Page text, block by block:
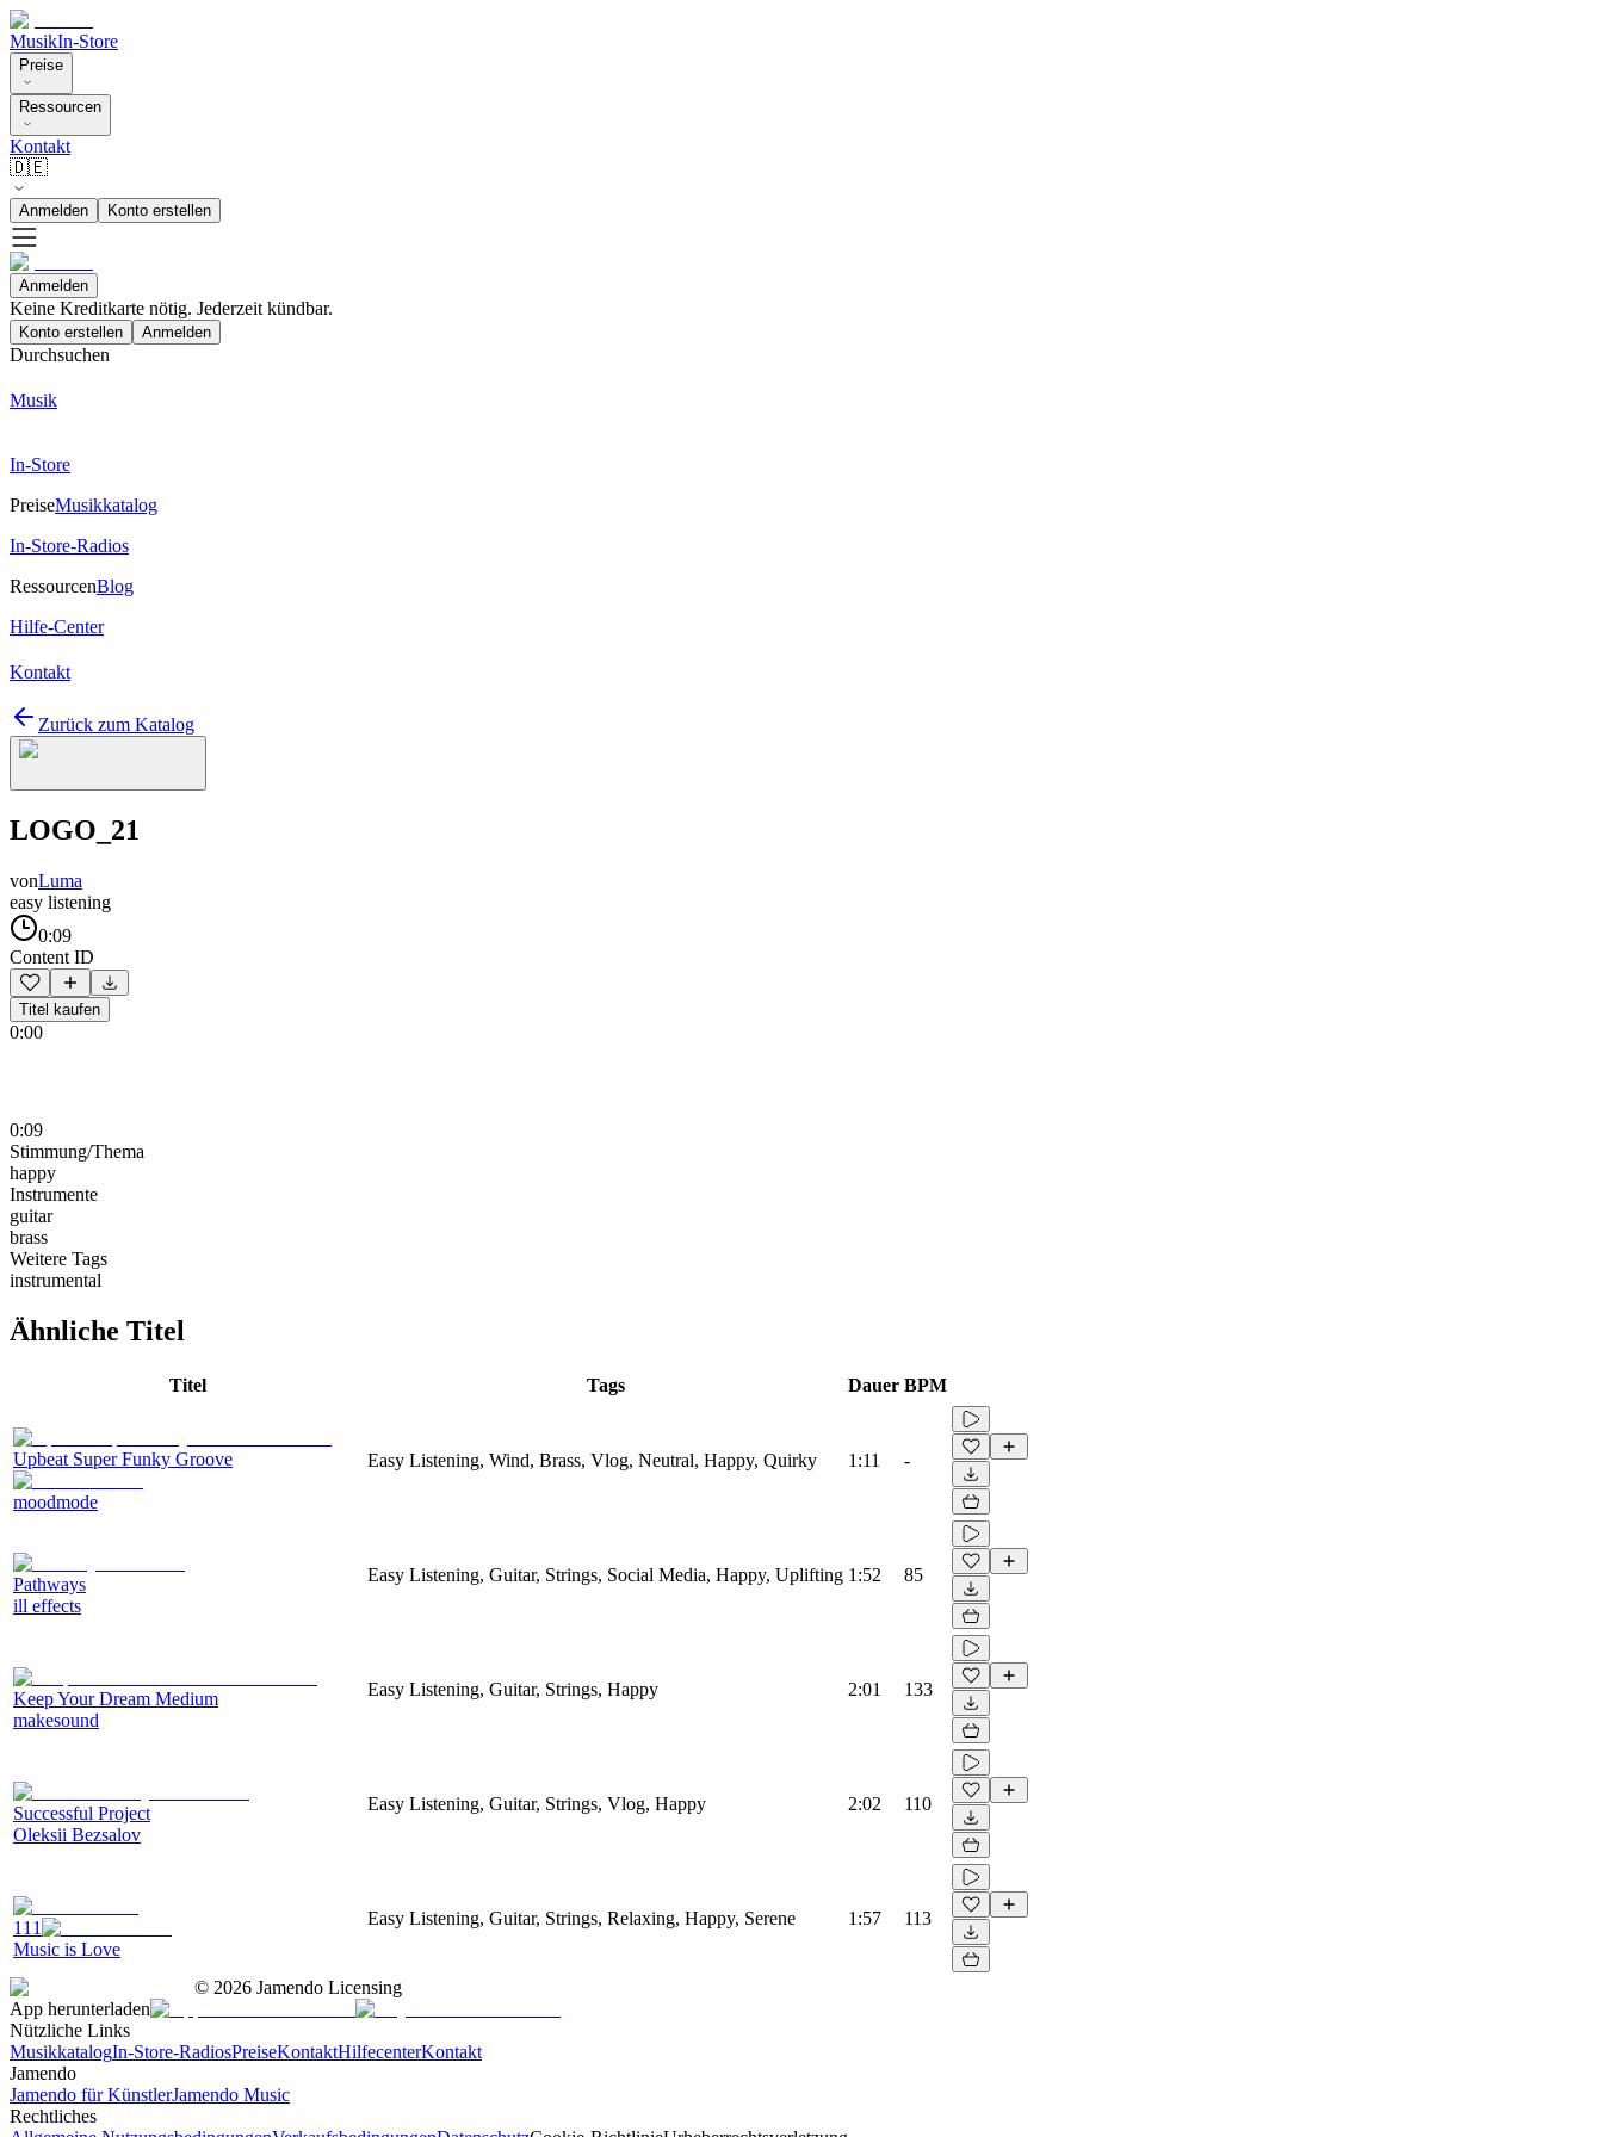
MusikIn-Store
Preise
Ressourcen
Kontakt
🇩🇪
Anmelden Konto erstellen
Anmelden
Keine Kreditkarte nötig. Jederzeit kündbar.
Konto erstellen Anmelden
Durchsuchen
Musik
In-Store
PreiseMusikkatalog
In-Store-Radios
RessourcenBlog
Hilfe-Center
Kontakt
Zurück zum Katalog
LOGO_21
vonLuma
easy listening
0:09
Content ID
Titel kaufen
0:00
0:09
Stimmung/Thema
happy
Instrumente
guitar
brass
Weitere Tags
instrumental
Ähnliche Titel
Titel Tags Dauer BPM
Upbeat Super Funky Groove
moodmode
Easy Listening, Wind, Brass, Vlog, Neutral, Happy, Quirky 1:11 -
Pathways
ill effects
Easy Listening, Guitar, Strings, Social Media, Happy, Uplifting 1:52 85
Keep Your Dream Medium
makesound
Easy Listening, Guitar, Strings, Happy 2:01 133
Successful Project
Oleksii Bezsalov
Easy Listening, Guitar, Strings, Vlog, Happy 2:02 110
111
Music is Love
Easy Listening, Guitar, Strings, Relaxing, Happy, Serene 1:57 113
© 2026 Jamendo Licensing
App herunterladen
Nützliche Links
MusikkatalogIn-Store-RadiosPreiseKontaktHilfecenterKontakt
Jamendo
Jamendo für KünstlerJamendo Music
Rechtliches